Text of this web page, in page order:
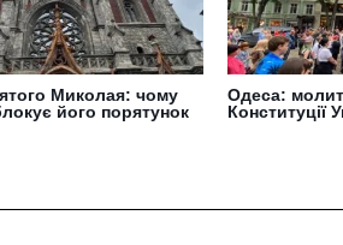
Миколая: чому
його порятунок
Одеса:
Конституції